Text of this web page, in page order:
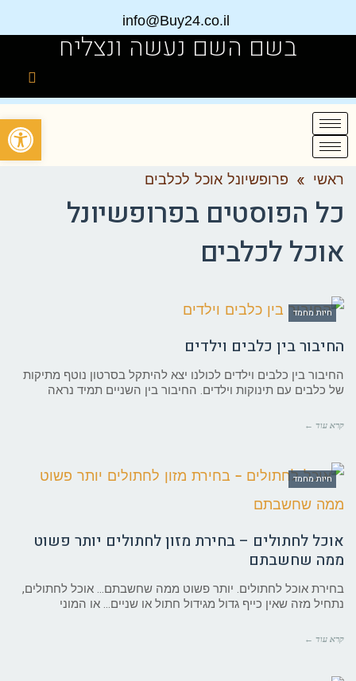
info@Buy24.co.il
בשם השם נעשה ונצליח
ראשי » פרופשיונל אוכל לכלבים
כל הפוסטים בפרופשיונל
אוכל לכלבים
חיות מחמד
החיבור בין כלבים וילדים
החיבור בין כלבים וילדים לכולנו יצא להיתקל בסרטון נוטף מתיקות
של כלבים עם תינוקות וילדים. החיבור בין השניים תמיד נראה
קרא עוד ←
חיות מחמד
אוכל לחתולים – בחירת מזון לחתולים יותר פשוט
ממה שחשבתם
בחירת אוכל לחתולים. יותר פשוט ממה שחשבתם… אוכל לחתולים,
נתחיל מזה שאין כייף גדול מגידול חתול או שניים… או המוני
קרא עוד ←